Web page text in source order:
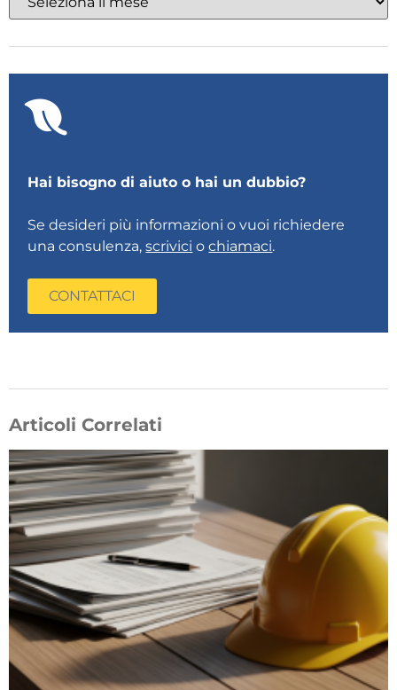
Hai bisogno di aiuto o hai un dubbio?
Se desideri più informazioni o vuoi richiedere
una consulenza,scrivici ochiamaci.
CONTATTACI
Articoli Correlati